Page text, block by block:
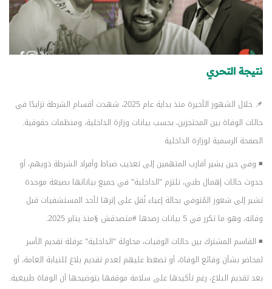
نتيجة التحري
📌 خلال الشهور الأخيرة منذ بداية عام 2025، شهدت أقسام الشرطة تزايدًا في
حالات الوفاة بين المحتجزين، بحسب بيانات وزارة الداخلية، ومنظمات حقوقية.
الصفحة الرسمية لوزارة الداخلية
◾ وفي حين يشير أقارب المتهمين إلى تعذيب ضباط وأفراد الشرطة ذويهم، أو
حدوث حالات إهمال طبي، تلتزم "الداخلية" في جميع بياناتها بصيغة موحدة
تشير إلى شعور المُتوفي بحالة إعياء نُقل على إثرها لأحد المستشفيات قبل
وفاته، وهو ما تكرر في 5 بيانات رصدها #متصدقش §منذ يناير 2025.
◾ القاسم المشترك بين حالات الوفيات، محاولة "الداخلية" عرقلة تقديم الأسر
لمحاضر بشأن وقائع الوفاة، أو تضغط عليهم لعدم تقديم بلاغ للنيابة العامة، أو
بعد تقديم البلاغ، رغم تأكيدها على سلامة موقفها بتوضيحها أن الوفاة طبيعية.